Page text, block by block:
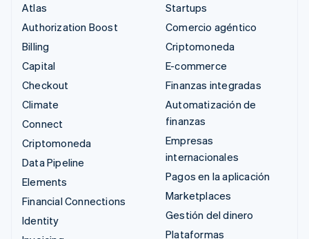
Atlas
Authorization Boost
Billing
Capital
Checkout
Climate
Connect
Criptomoneda
Data Pipeline
Elements
Financial Connections
Identity
Startups
Comercio agéntico
Criptomoneda
E-commerce
Finanzas integradas
Automatización de
finanzas
Empresas
internacionales
Pagos en la aplicación
Marketplaces
Gestión del dinero
Plataformas